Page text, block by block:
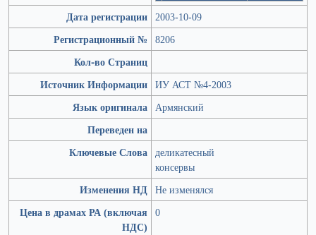
Дата регистрации 2003-10-09
Регистрационный №
8206
Кол-во Страниц
Источник Информации ИУ АСТ №4-2003
Язык оригинала Армянский
Переведен на
Ключевые Слова деликатесный
консервы
Изменения НД Не изменялся
Цена в драмах РА (включая
НДС)
0